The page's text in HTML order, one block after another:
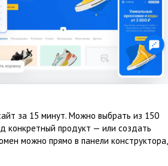
за 15 минут. Можно выбрать из 150
конкретный продукт — или создать
можно прямо в панели конструктора,